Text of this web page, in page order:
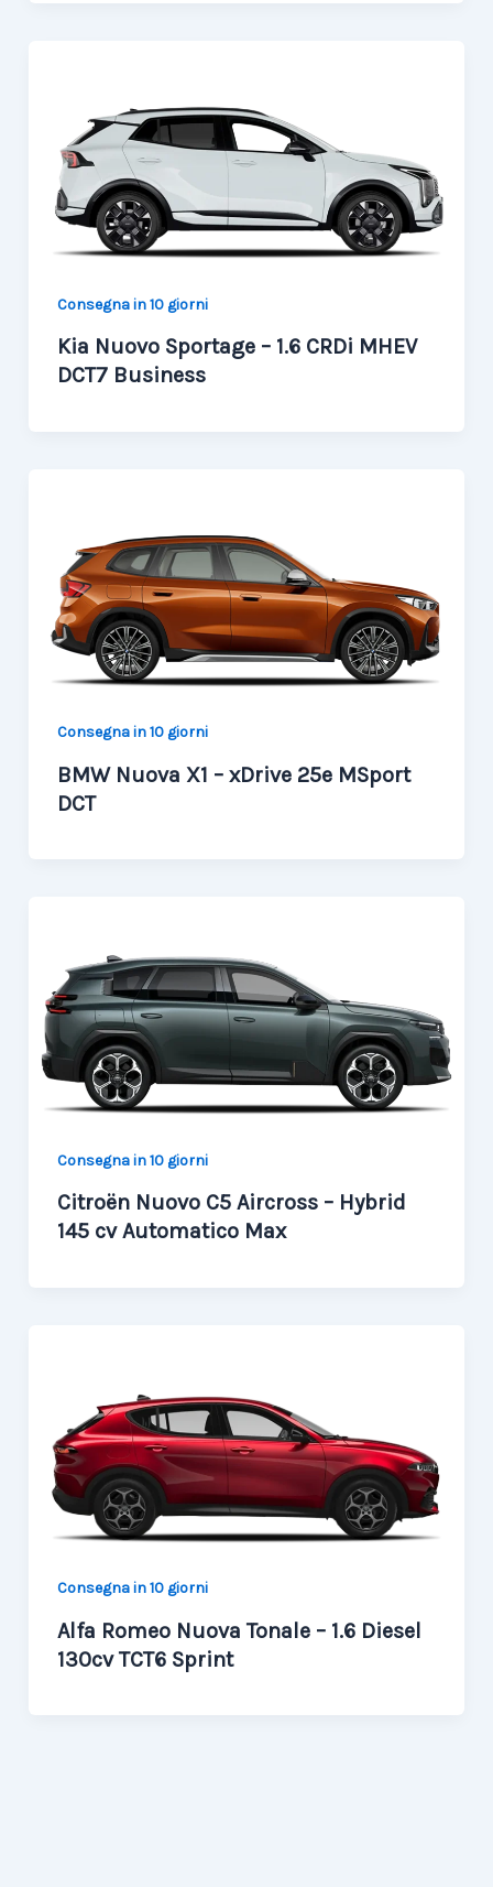
Consegna in 10 giorni
Kia Nuovo Sportage – 1.6 CRDi MHEV
DCT7 Business
Consegna in 10 giorni
BMW Nuova X1 – xDrive 25e MSport
DCT
Consegna in 10 giorni
Citroën Nuovo C5 Aircross – Hybrid
145 cv Automatico Max
Consegna in 10 giorni
Alfa Romeo Nuova Tonale – 1.6 Diesel
130cv TCT6 Sprint